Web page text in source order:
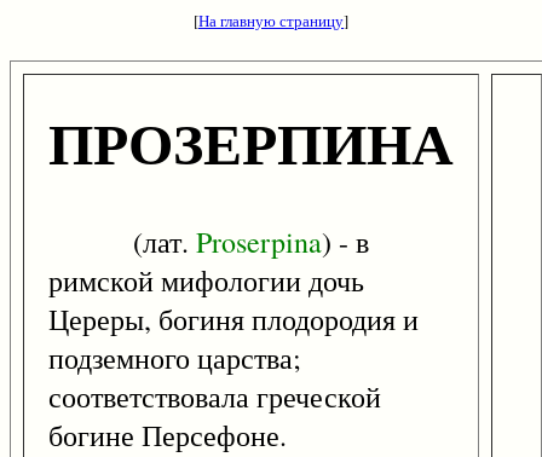
[На главную страницу]
ПРОЗЕРПИНА
(лат. Proserpina) - в
римской мифологии дочь
Цереры, богиня плодородия и
подземного царства;
соответствовала греческой
богине Персефоне.